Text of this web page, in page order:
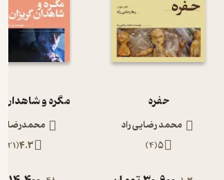
حفره
محمد رضایی راد
5
(
4
)
مگره و شاهدان
محمدرضا
4.3
(
21